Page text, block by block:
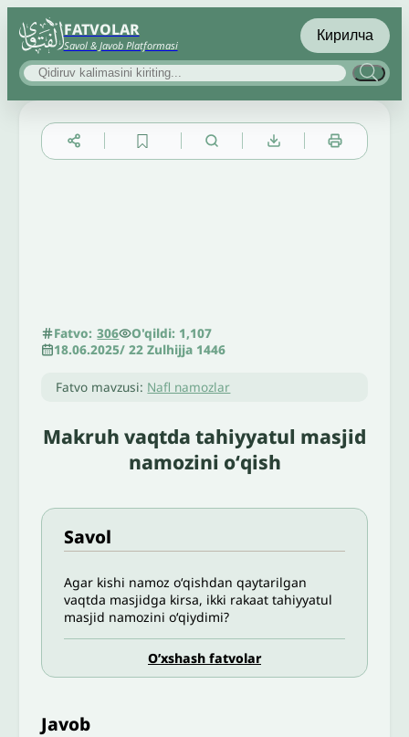
FATVOLAR
Savol & Javob Platformasi
Кирилча
Fatvo: 306
O'qildi: 1,107
18.06.2025/22 Zulhijja 1446
Fatvo mavzusi: Nafl namozlar
Makruh vaqtda tahiyyatul masjid
namozini oʻqish
Savol
Agar kishi namoz oʻqishdan qaytarilgan
vaqtda masjidga kirsa, ikki rakaat tahiyyatul
masjid namozini oʻqiydimi?
O’xshash fatvolar
Javob